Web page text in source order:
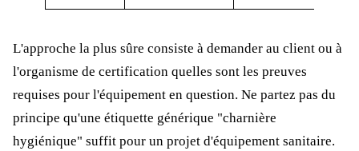
L'approche la plus sûre consiste à demander au client ou à
l'organisme de certification quelles sont les preuves
requises pour l'équipement en question. Ne partez pas du
principe qu'une étiquette générique "charnière
hygiénique" suffit pour un projet d'équipement sanitaire.